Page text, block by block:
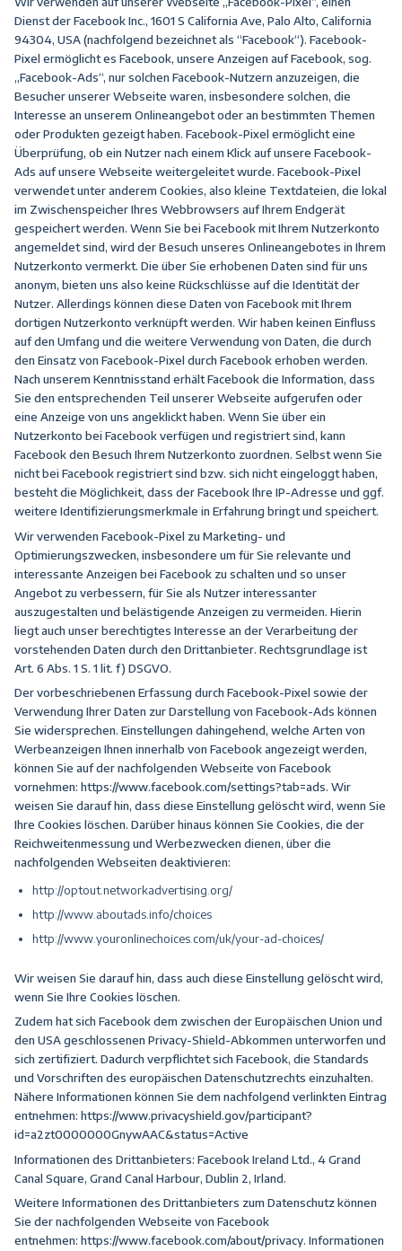
Dienst der Facebook Inc., 1601 S California Ave, Palo Alto, California
94304, USA (nachfolgend bezeichnet als “Facebook“). Facebook-
Pixel ermöglicht es Facebook, unsere Anzeigen auf Facebook, sog.
„Facebook-Ads“, nur solchen Facebook-Nutzern anzuzeigen, die
Besucher unserer Webseite waren, insbesondere solchen, die
Interesse an unserem Onlineangebot oder an bestimmten Themen
oder Produkten gezeigt haben. Facebook-Pixel ermöglicht eine
Überprüfung, ob ein Nutzer nach einem Klick auf unsere Facebook-
Ads auf unsere Webseite weitergeleitet wurde. Facebook-Pixel
verwendet unter anderem Cookies, also kleine Textdateien, die lokal
im Zwischenspeicher Ihres Webbrowsers auf Ihrem Endgerät
gespeichert werden. Wenn Sie bei Facebook mit Ihrem Nutzerkonto
angemeldet sind, wird der Besuch unseres Onlineangebotes in Ihrem
Nutzerkonto vermerkt. Die über Sie erhobenen Daten sind für uns
anonym, bieten uns also keine Rückschlüsse auf die Identität der
Nutzer. Allerdings können diese Daten von Facebook mit Ihrem
dortigen Nutzerkonto verknüpft werden. Wir haben keinen Einfluss
auf den Umfang und die weitere Verwendung von Daten, die durch
den Einsatz von Facebook-Pixel durch Facebook erhoben werden.
Nach unserem Kenntnisstand erhält Facebook die Information, dass
Sie den entsprechenden Teil unserer Webseite aufgerufen oder
eine Anzeige von uns angeklickt haben. Wenn Sie über ein
Nutzerkonto bei Facebook verfügen und registriert sind, kann
Facebook den Besuch Ihrem Nutzerkonto zuordnen. Selbst wenn Sie
nicht bei Facebook registriert sind bzw. sich nicht eingeloggt haben,
besteht die Möglichkeit, dass der Facebook Ihre IP-Adresse und ggf.
weitere Identifizierungsmerkmale in Erfahrung bringt und speichert.
Wir verwenden Facebook-Pixel zu Marketing- und
Optimierungszwecken, insbesondere um für Sie relevante und
interessante Anzeigen bei Facebook zu schalten und so unser
Angebot zu verbessern, für Sie als Nutzer interessanter
auszugestalten und belästigende Anzeigen zu vermeiden. Hierin
liegt auch unser berechtigtes Interesse an der Verarbeitung der
vorstehenden Daten durch den Drittanbieter. Rechtsgrundlage ist
Art. 6 Abs. 1 S. 1 lit. f) DSGVO.
Der vorbeschriebenen Erfassung durch Facebook-Pixel sowie der
Verwendung Ihrer Daten zur Darstellung von Facebook-Ads können
Sie widersprechen. Einstellungen dahingehend, welche Arten von
Werbeanzeigen Ihnen innerhalb von Facebook angezeigt werden,
können Sie auf der nachfolgenden Webseite von Facebook
vornehmen: https://www.facebook.com/settings?tab=ads. Wir
weisen Sie darauf hin, dass diese Einstellung gelöscht wird, wenn Sie
Ihre Cookies löschen. Darüber hinaus können Sie Cookies, die der
Reichweitenmessung und Werbezwecken dienen, über die
nachfolgenden Webseiten deaktivieren:
http://optout.networkadvertising.org/
http://www.aboutads.info/choices
http://www.youronlinechoices.com/uk/your-ad-choices/
Wir weisen Sie darauf hin, dass auch diese Einstellung gelöscht wird,
wenn Sie Ihre Cookies löschen.
Zudem hat sich Facebook dem zwischen der Europäischen Union und
den USA geschlossenen Privacy-Shield-Abkommen unterworfen und
sich zertifiziert. Dadurch verpflichtet sich Facebook, die Standards
und Vorschriften des europäischen Datenschutzrechts einzuhalten.
Nähere Informationen können Sie dem nachfolgend verlinkten Eintrag
entnehmen: https://www.privacyshield.gov/participant?
id=a2zt0000000GnywAAC&status=Active
Informationen des Drittanbieters: Facebook Ireland Ltd., 4 Grand
Canal Square, Grand Canal Harbour, Dublin 2, Irland.
Weitere Informationen des Drittanbieters zum Datenschutz können
Sie der nachfolgenden Webseite von Facebook
entnehmen: https://www.facebook.com/about/privacy. Informationen